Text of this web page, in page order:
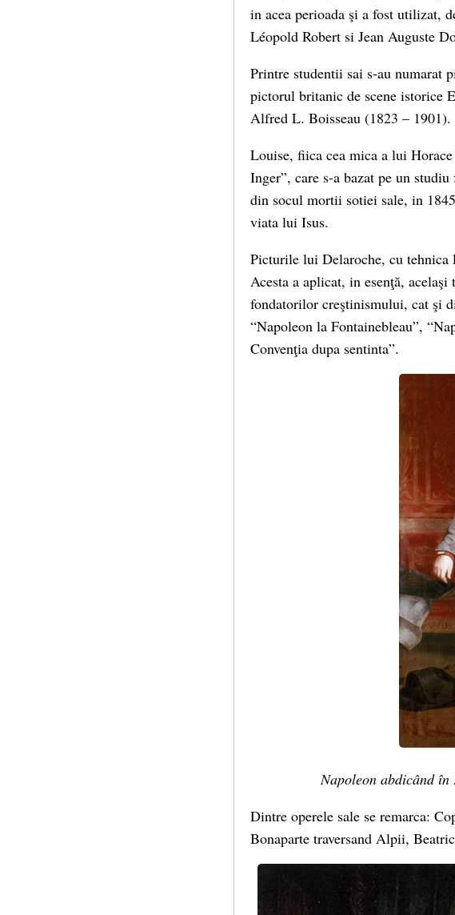
in acea perioada şi a fost utilizat,
Léopold Robert si Jean Auguste
Printre studentii sai s-au numarat
pictorul britanic de scene istorice
Alfred L. Boisseau (1823 – 1901).
Louise, fiica cea mica a lui
Inger”, care s-a bazat pe un
din socul mortii sotiei sale, in
viata lui Isus.
Picturile lui Delaroche, cu tehnica
Acesta a aplicat, in esenţă,
fondatorilor creştinismului, cat şi
“Napoleon la Fontainebleau”,
Convenţia dupa sentinta”.
Napoleon abdicând
Dintre operele sale se remarca:
Bonaparte traversand Alpii,